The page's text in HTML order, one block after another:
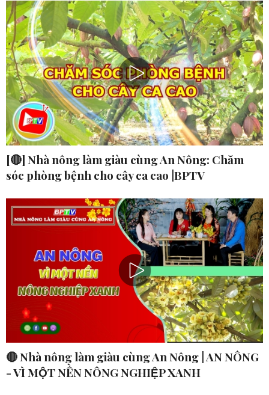
[🔴] Nhà nông làm giàu cùng An Nông: Chăm
sóc phòng bệnh cho cây ca cao |BPTV
🔴 Nhà nông làm giàu cùng An Nông | AN NÔNG
- VÌ MỘT NỀN NÔNG NGHIỆP XANH